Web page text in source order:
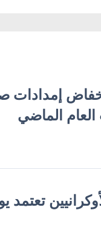
إمدادات
الماضي